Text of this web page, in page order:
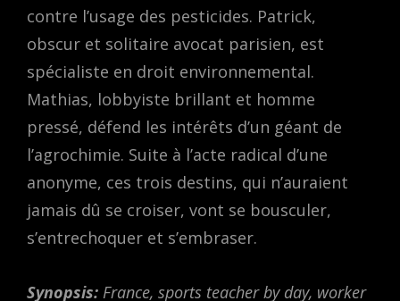
contre l’usage des pesticides. Patrick,
obscur et solitaire avocat parisien, est
spécialiste en droit environnemental.
Mathias, lobbyiste brillant et homme
pressé, défend les intérêts d’un géant de
l’agrochimie. Suite à l’acte radical d’une
anonyme, ces trois destins, qui n’auraient
jamais dû se croiser, vont se bousculer,
s’entrechoquer et s’embraser.
Synopsis: France, sports teacher by day, worker